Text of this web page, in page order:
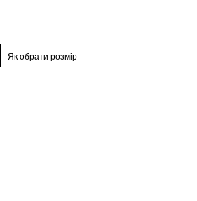
Як обрати розмір